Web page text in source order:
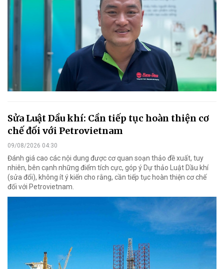
Sửa Luật Dầu khí: Cần tiếp tục hoàn thiện cơ
chế đối với Petrovietnam
09/08/2026 04:30
Đánh giá cao các nội dung được cơ quan soạn thảo đề xuất, tuy
nhiên, bên cạnh những điểm tích cực, góp ý Dự thảo Luật Dầu khí
(sửa đổi), không ít ý kiến cho rằng, cần tiếp tục hoàn thiện cơ chế
đối với Petrovietnam.